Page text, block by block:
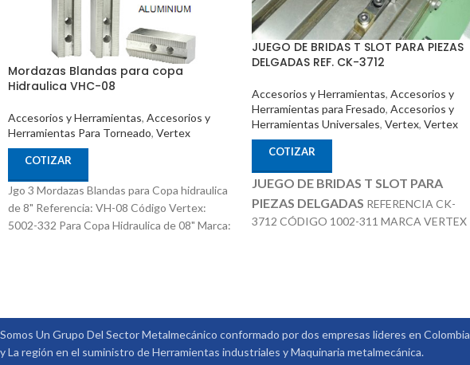
Mordazas Blandas para copa
Hidraulica VHC-08
Accesorios y Herramientas, Accesorios y
Herramientas Para Torneado, Vertex
COTIZAR
Jgo 3 Mordazas Blandas para Copa hidraulica
de 8" Referencia: VH-08 Código Vertex:
5002-332 Para Copa Hidraulica de 08" Marca:
JUEGO DE BRIDAS T SLOT PARA PIEZAS
DELGADAS REF. CK-3712
Accesorios y Herramientas, Accesorios y
Herramientas para Fresado, Accesorios y
Herramientas Universales, Vertex, Vertex
COTIZAR
JUEGO DE BRIDAS T SLOT PARA
PIEZAS DELGADAS REFERENCIA CK-
3712 CÓDIGO 1002-311 MARCA VERTEX
Somos Un Grupo Del Sector Metalmecánico conformado por dos empresas lideres en Colombia
y La región en el suministro de Herramientas industriales y Maquinaria metalmecánica.